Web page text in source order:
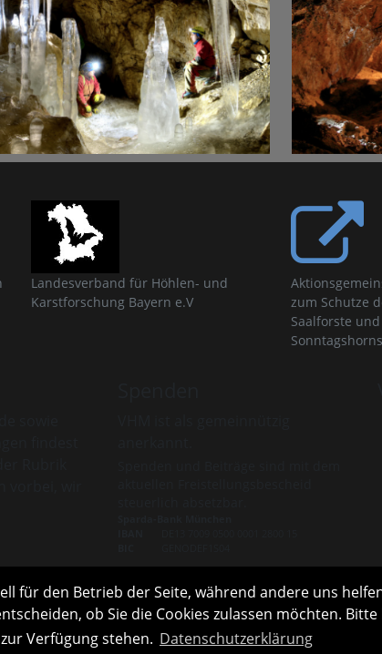
für den Betrieb der Seite, während andere uns
ob Sie die Cookies zulassen möchten. Bitte
Verfügung stehen. Datenschutzerklärung
Landesverband für Höhlen- und
Karstforschung Bayern e.V
zum Schutze
Saalforste
Infos zu Spenden
Bereich English version